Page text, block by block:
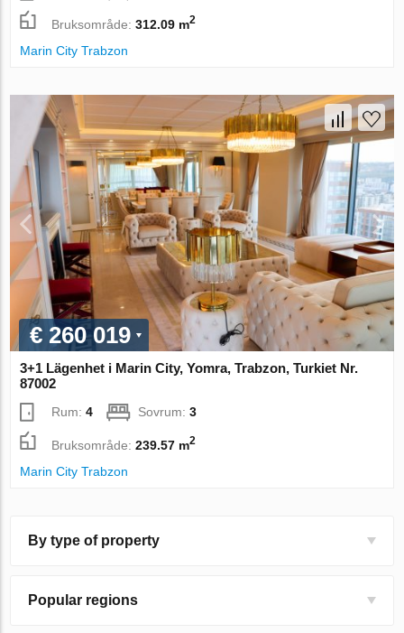
Bruksområde:312.09 m2
Marin City Trabzon
€ 260 019
3+1 Lägenhet i Marin City, Yomra, Trabzon, Turkiet Nr.
87002
Rum:4 Sovrum:3
Bruksområde:239.57 m2
Marin City Trabzon
By type of property
Popular regions